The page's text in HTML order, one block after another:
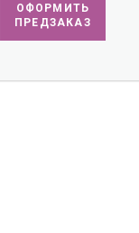
ОФОРМИТЬ
ПРЕДЗАКАЗ